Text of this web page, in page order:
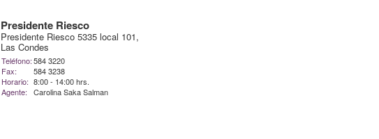
Presidente Riesco
Presidente Riesco 5335 local 101,
Las Condes
Teléfono:584 3220
Fax:
584 3238
Horario: 8:00 - 14:00 hrs.
Agente:
Carolina Saka Salman